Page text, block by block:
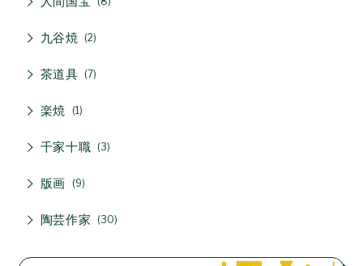
九谷焼 2
茶道具 7
楽焼 1
千家十職 3
版画 9
陶芸作家 30